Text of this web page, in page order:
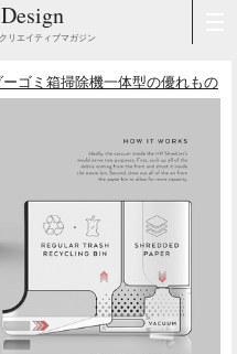
リエイティブマガジン
ゴミ箱掃除機一体型の優れもの